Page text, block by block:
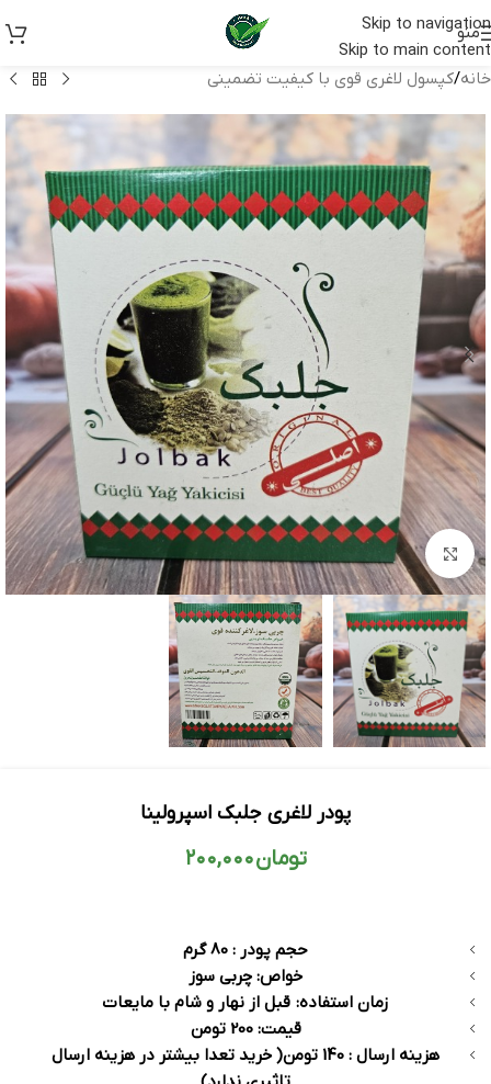
Skip to navigation
Skip to main content
منو
خانه/کپسول لاغری قوی با کیفیت تضمینی
بزرگنمایی تصویر
پودر لاغری جلبک اسپرولینا
تومان
حجم پودر : 80 گرم
خواص: چربی سوز
زمان استفاده: قبل از نهار و شام با مایعات
قیمت: 200 تومن
هزینه ارسال : 140 تومن( خرید تعدا بیشتر در هزینه ارسال